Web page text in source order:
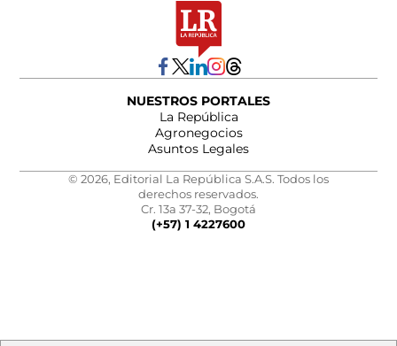
NUESTROS PORTALES
La República
Agronegocios
Asuntos Legales
© 2026, Editorial La República S.A.S. Todos los
derechos reservados.
Cr. 13a 37-32, Bogotá
(+57) 1 4227600